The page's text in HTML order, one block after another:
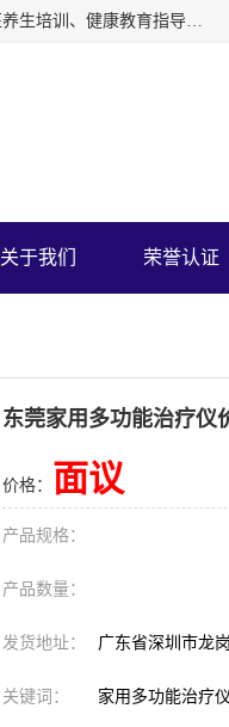
深圳运康达华科技有限公司以从事中多功能治疗仪的开发研制、生产制造、销售服务为核心，并以中医养生培训、健康教育指导为依托、秉承弘扬民族中医药、造福人类健康的精神理念，以祖国的医学名著《黄帝内经》为理论基础，结合现代医疗、保健养生等，创立了中药提速疗法，开辟了一条新的治疗途径。
关于我们 荣誉认证
东莞家用多功能治疗仪
价格： 面议
产品规格：
产品数量：
发货地址： 广东省深圳市龙
关键词： 家用多功能治疗仪